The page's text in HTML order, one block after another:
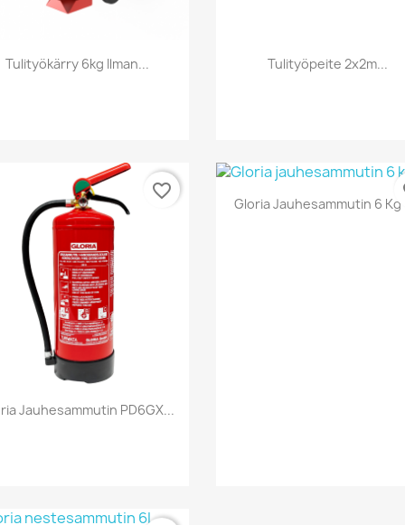
Pikakatselu
Tulityökärry 6kg Ilman... Pikakatselu
Tulityöpeite 2x2m...
Pikakatselu
Jauhesammutin PD6GX...
favorite_border Pikakatselu
Gloria Jauhesammutin 6 Kg